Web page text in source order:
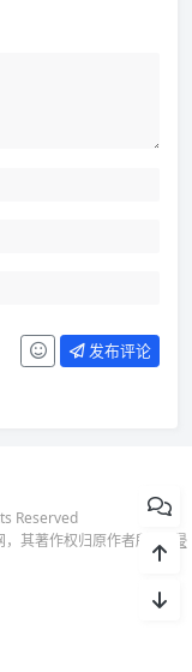
发布评论
Reserved
其著作权归原作者所有-
侵